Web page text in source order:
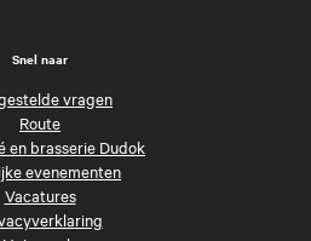
Snel naar
vragen
Route
en brasserie Dudok
evenementen
Vacatures